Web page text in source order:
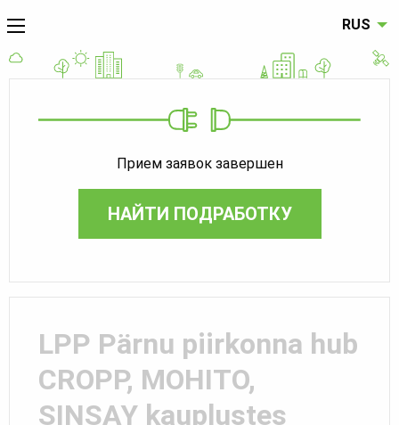
RUS
Прием заявок завершен
НАЙТИ ПОДРАБОТКУ
LPP Pärnu piirkonna hub
CROPP, MOHITO,
SINSAY kauplustes